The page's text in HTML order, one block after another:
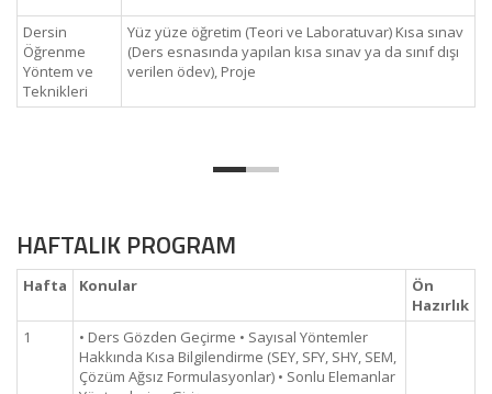
Dersin
Öğrenme
Yöntem ve
Teknikleri
Yüz yüze öğretim (Teori ve Laboratuvar) Kısa sınav
(Ders esnasında yapılan kısa sınav ya da sınıf dışı
verilen ödev), Proje
HAFTALIK PROGRAM
Hafta Konular
Ön
Hazırlık
1
• Ders Gözden Geçirme • Sayısal Yöntemler
Hakkında Kısa Bilgilendirme (SEY, SFY, SHY, SEM,
Çözüm Ağsız Formulasyonlar) • Sonlu Elemanlar